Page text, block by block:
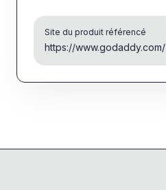
Site du produit référencé
https://www.godaddy.com/